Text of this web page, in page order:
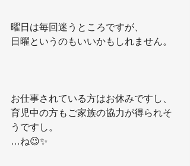
曜日は毎回迷うところですが、
日曜というのもいいかもしれません。
お仕事されている方はお休みですし、
育児中の方もご家族の協力が得られそ
うですし。
…ね😉✨